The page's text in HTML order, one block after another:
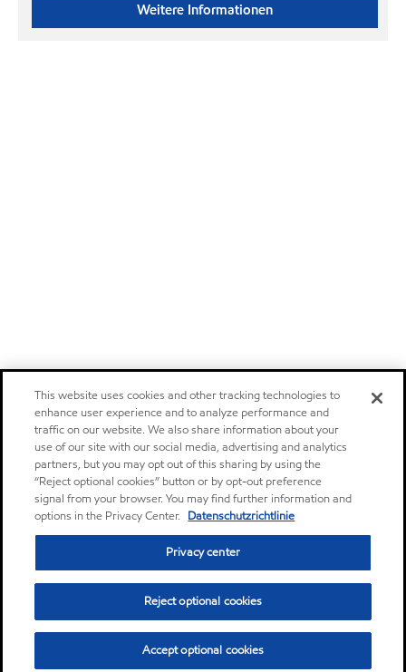
Weitere Informationen
This website uses cookies and other tracking technologies to
enhance user experience and to analyze performance and
traffic on our website. We also share information about your
use of our site with our social media, advertising and analytics
partners, but you may opt out of this sharing by using the
“Reject optional cookies” button or by opt-out preference
signal from your browser. You may find further information and
options in the Privacy Center. Datenschutzrichtlinie
Privacy center
Reject optional cookies
Accept optional cookies